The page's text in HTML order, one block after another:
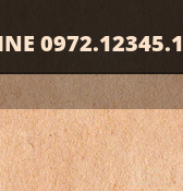
0972.12345.1